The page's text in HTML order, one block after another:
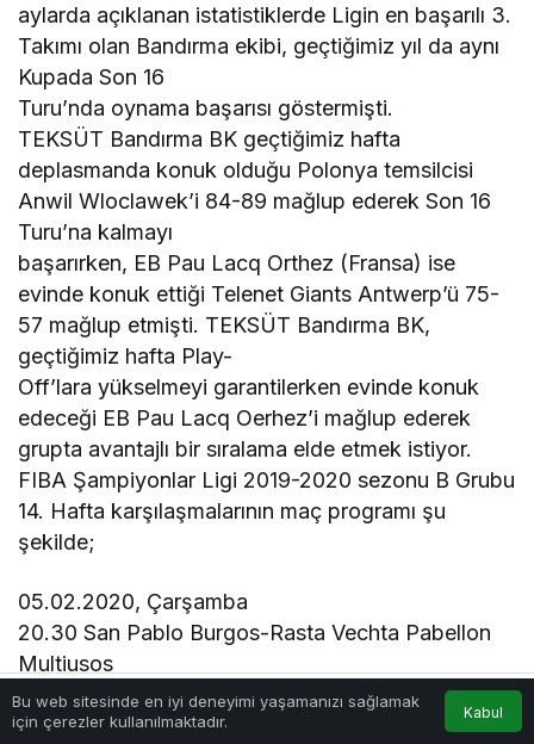
aylarda açıklanan istatistiklerde Ligin en başarılı 3.
Takımı olan Bandırma ekibi, geçtiğimiz yıl da aynı
Kupada Son 16
Turu’nda oynama başarısı göstermişti.
TEKSÜT Bandırma BK geçtiğimiz hafta
deplasmanda konuk olduğu Polonya temsilcisi
Anwil Wloclawek’i 84-89 mağlup ederek Son 16
Turu’na kalmayı
başarırken, EB Pau Lacq Orthez (Fransa) ise
evinde konuk ettiği Telenet Giants Antwerp’ü 75-
57 mağlup etmişti. TEKSÜT Bandırma BK,
geçtiğimiz hafta Play-
Off’lara yükselmeyi garantilerken evinde konuk
edeceği EB Pau Lacq Oerhez’i mağlup ederek
grupta avantajlı bir sıralama elde etmek istiyor.
FIBA Şampiyonlar Ligi 2019-2020 sezonu B Grubu
14. Hafta karşılaşmalarının maç programı şu
şekilde;
05.02.2020, Çarşamba
20.30 San Pablo Burgos-Rasta Vechta Pabellon
Multiusos
Bu web sitesinde en iyi deneyimi yaşamanızı sağlamak
için çerezler kullanılmaktadır.
Kabul
Anasayfa